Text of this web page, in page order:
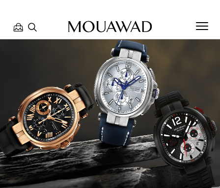
مرحبا بكم في معوّض. كيف يمكننا مساعدتك؟ الرجاء تحديد أحد
تواصل معنا
العثور على متجر
حجز موعد